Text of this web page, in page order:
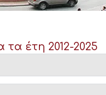
έτη 2012-2025